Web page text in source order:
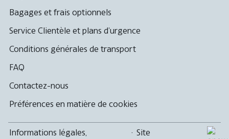
Bagages et frais optionnels
Service Clientèle et plans d'urgence
Conditions générales de transport
FAQ
Contactez-nous
Préférences en matière de cookies
Informations légales,
· Site